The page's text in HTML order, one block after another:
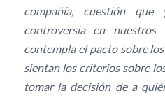
compañía, cuestión
controversia en
contempla el pacto sobre
sientan los criterios sobre
tomar la decisión de a